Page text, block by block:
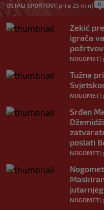
OSTALI SPORTOVI| prije 25 min | 0
Zekić
igrača
NOGOMET|
Tužna
NOGOMET|
Srđan
poslati
NOGOMET|
NOGOMET|